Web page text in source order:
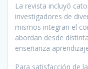
La revista incluyó
investigadores de
mismos integran el
abordan desde
enseñanza
Para satisfacción de